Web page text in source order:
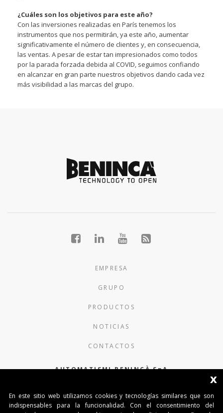
¿Cuáles son los objetivos para este año?
Con las inversiones realizadas en París tenemos los
instrumentos que nos permitirán, ya este año, aumentar
significativamente el número de clientes y, en consecuencia,
las ventas. A pesar de estar tan impresionados como todos
por la parada forzada debida al COVID, seguimos confiando
en alcanzar en gran parte nuestros objetivos dando cada vez
más visibilidad a las marcas del grupo.
EMPRESA
GRUPO
PRODUCTOS
NOTICIAS
CONTACTOS
AUTOMATISMI BENINCÀ SpA
36066 Sandrigo (Vicenza) Italy
x
En este sitio web utilizamos cookies y tecnologías similares que son
indispensables para la funcionalidad. Con el consentimiento del